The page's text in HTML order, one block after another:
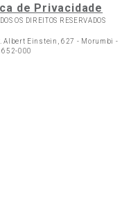
de Privacidade
OS DIREITOS RESERVADOS
Albert Einstein, 627 - Morumbi -
000